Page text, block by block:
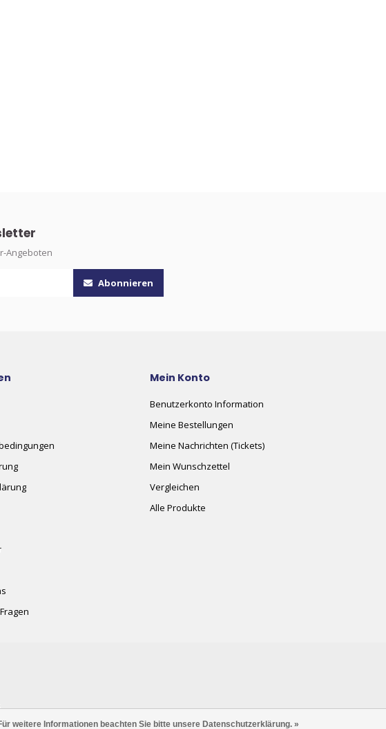
weitere Informationen beachten Sie bitte unsere Datenschutzerklärung. »
Angeboten
Abonnieren
Mein Konto
Benutzerkonto Information
Meine Bestellungen
Meine Nachrichten (Tickets)
Mein Wunschzettel
Vergleichen
Alle Produkte